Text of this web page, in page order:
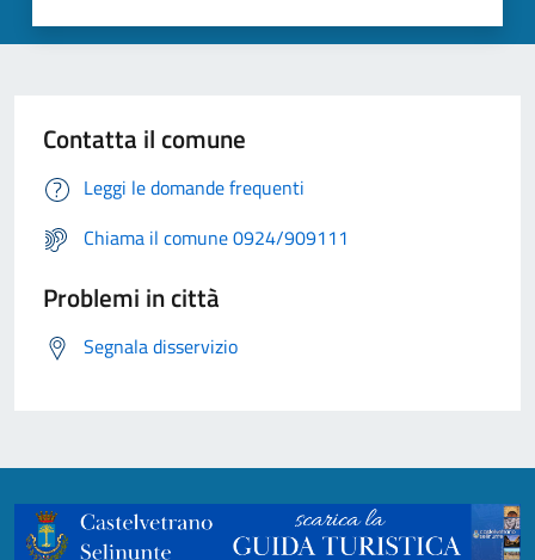
Contatta il comune
Leggi le domande frequenti
Chiama il comune 0924/909111
Problemi in città
Segnala disservizio